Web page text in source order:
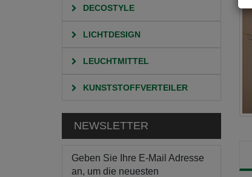
DECOSTYLE
LICHTDESIGN
LEUCHTMITTEL
KUNSTSTOFFVERTEILER
NEWSLETTER
Geben Sie Ihre E-Mail Adresse
an, um die neuesten